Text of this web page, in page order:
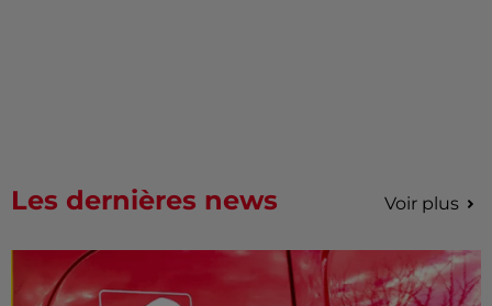
Les dernières news Voir plus